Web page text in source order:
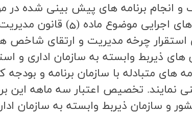
برنامه هاي پيش بيني شده در موارد (3) و (5) قانون برنامه
استقرار چرخه مديريت و ارتقاي شاخص
هاي ذيربط وابسته به سازمان اداري و
هاي متبادله با سازمان برنامه و
نمايند. تخصيص اعتبار سه ماهه اين
و سازمان ذيربط وابسته به سازمان